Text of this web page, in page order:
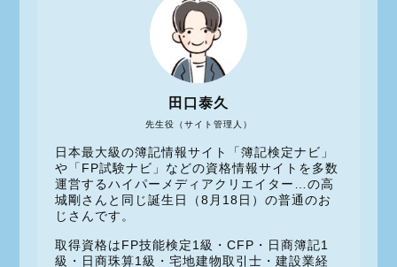
先生役（サイト管理人）
田口泰久
日本最大級の簿記情報サイト「簿記検定ナビ」
や「FP試験ナビ」などの資格情報サイトを多数
運営するハイパーメディアクリエイター…の高
城剛さんと同じ誕生日（8月18日）の普通のお
じさんです。
取得資格はFP技能検定1級・CFP・日商簿記1
級・日商珠算1級・宅地建物取引士・建設業経